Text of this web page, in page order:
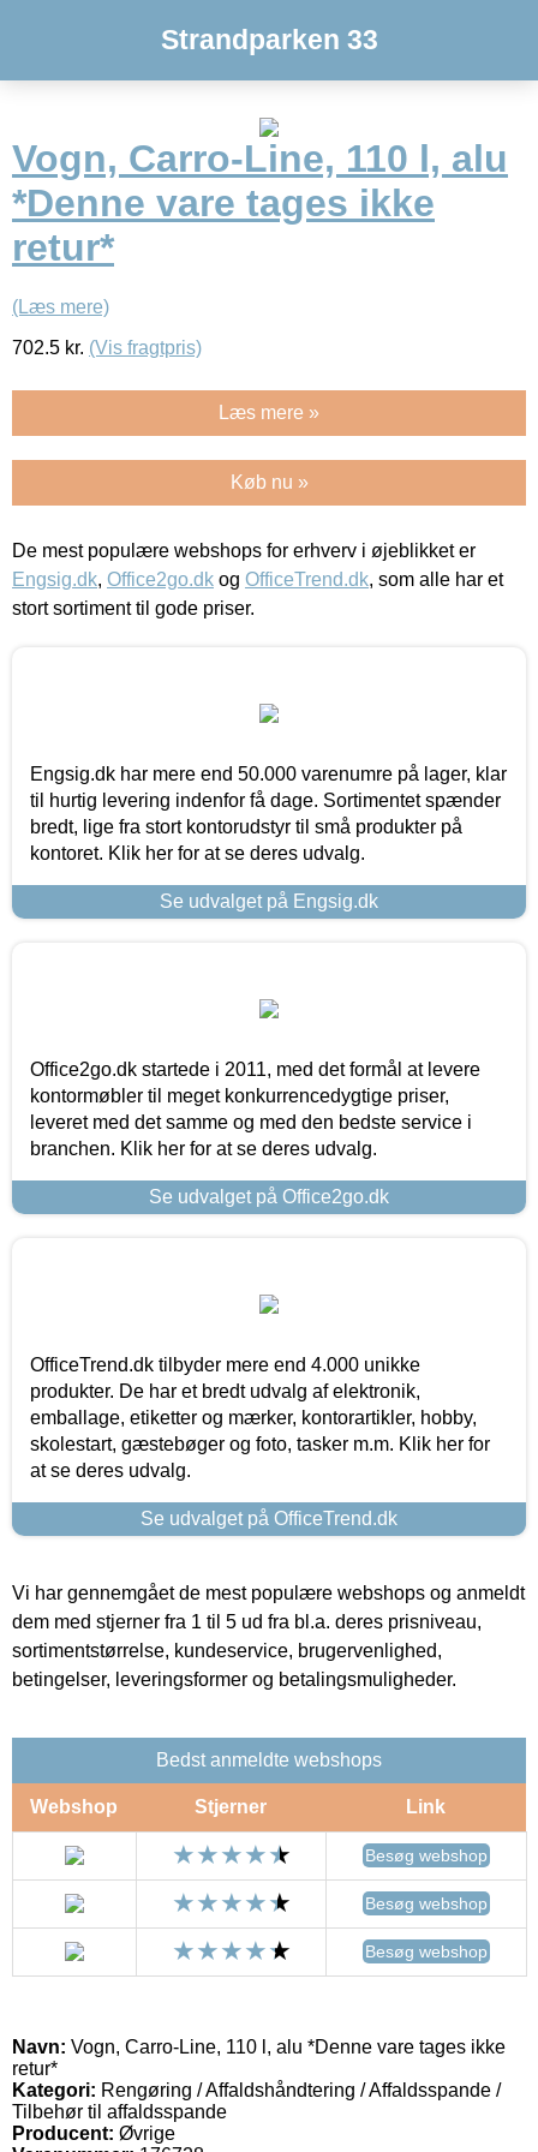
Strandparken 33
Vogn, Carro-Line, 110 l, alu
*Denne vare tages ikke
retur*
(Læs mere)
702.5 kr. (Vis fragtpris)
Læs mere »
Køb nu »
De mest populære webshops for erhverv i øjeblikket er
Engsig.dk, Office2go.dk og OfficeTrend.dk, som alle har et
stort sortiment til gode priser.
Engsig.dk har mere end 50.000 varenumre på lager, klar
til hurtig levering indenfor få dage. Sortimentet spænder
bredt, lige fra stort kontorudstyr til små produkter på
kontoret. Klik her for at se deres udvalg.
Se udvalget på Engsig.dk
Office2go.dk startede i 2011, med det formål at levere
kontormøbler til meget konkurrencedygtige priser,
leveret med det samme og med den bedste service i
branchen. Klik her for at se deres udvalg.
Se udvalget på Office2go.dk
OfficeTrend.dk tilbyder mere end 4.000 unikke
produkter. De har et bredt udvalg af elektronik,
emballage, etiketter og mærker, kontorartikler, hobby,
skolestart, gæstebøger og foto, tasker m.m. Klik her for
at se deres udvalg.
Se udvalget på OfficeTrend.dk
Vi har gennemgået de mest populære webshops og anmeldt
dem med stjerner fra 1 til 5 ud fra bl.a. deres prisniveau,
sortimentstørrelse, kundeservice, brugervenlighed,
betingelser, leveringsformer og betalingsmuligheder.
Bedst anmeldte webshops
Webshop Stjerner Link
Besøg webshop
Besøg webshop
Besøg webshop
Navn: Vogn, Carro-Line, 110 l, alu *Denne vare tages ikke
retur*
Kategori: Rengøring / Affaldshåndtering / Affaldsspande /
Tilbehør til affaldsspande
Producent: Øvrige